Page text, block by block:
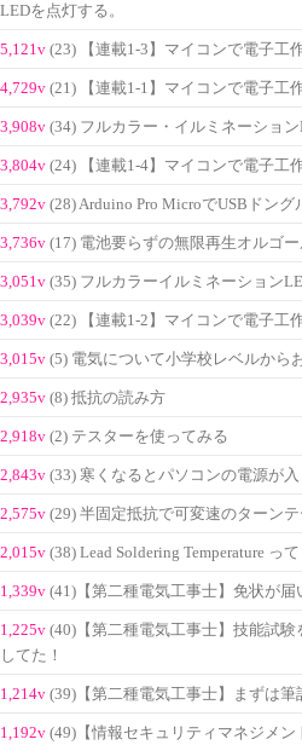
LEDを点灯する。
5,121v (23) 【連載1-3】マイコンで電子工
4,729v (21) 【連載1-1】マイコンで電子工
3,908v (34) フルカラー・イルミネーション
3,804v (24) 【連載1-4】マイコンで電子工
3,792v (28) Arduino Pro MicroでUSBドング
3,736v (17) 電池要らずの無限再生オルゴ
3,051v (35) フルカラーイルミネーション
3,039v (22) 【連載1-2】マイコンで電子工
3,015v (5) 電気について小学校レベルから
2,935v (8) 抵抗の読み方
2,918v (2) テスターを使ってみる
2,843v (33) 寒くなるとパソコンの電源が
2,575v (29) 半固定抵抗で可変速のターンテ
2,015v (38) Lead Soldering Temperature って
1,339v (41)【第二種電気工事士】免状が届
1,225v (40)【第二種電気工事士】技能試
してた！
1,214v (39)【第二種電気工事士】まずは筆
1,192v (49)【情報セキュリティマネジメン